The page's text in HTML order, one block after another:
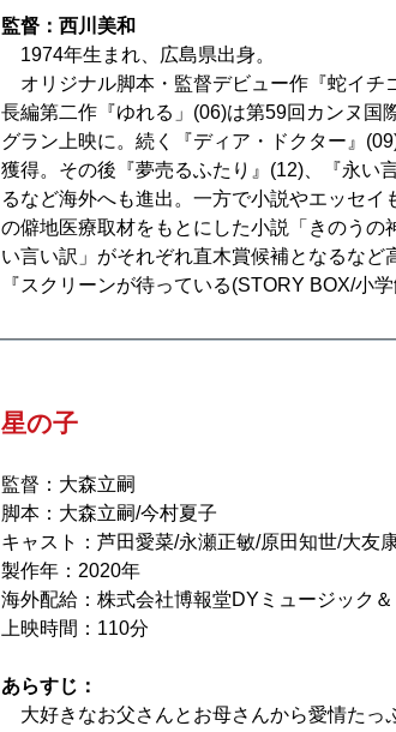
監督：西川美和
1974年生まれ、広島県出身。
オリジナル脚本・監督デビュー作『蛇イチ
長編第二作『ゆれる」(06)は第59回カンヌ国
グラン上映に。続く『ディア・ドクター』
獲得。その後『夢売るふたり』(12)、『永い
るなど海外へも進出。一方で小説やエッセ
の僻地医療取材をもとにした小説「きのう
い言い訳」がそれぞれ直木賞候補となるな
『スクリーンが待っている(STORY BOX/小
星の子
監督：大森立嗣
脚本：大森立嗣/今村夏子
キャスト：芦田愛菜/永瀬正敏/原田知世/大友
製作年：2020年
海外配給：株式会社博報堂DYミュージック
上映時間：110分
あらすじ：
大好きなお父さんとお母さんから愛情たっ